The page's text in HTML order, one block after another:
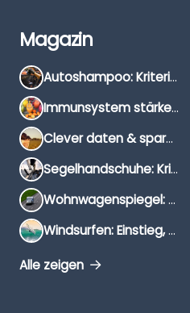
Magazin
Autoshampoo: Kriterien, Unterschiede & Anwendung
Immunsystem stärken: Hausmittel, Vitamine & Wissenswertes
Clever daten & sparen: So findest du die besten Deals für Dates und Unternehmungen
Segelhandschuhe: Kriterien, Materialien & Tipps
Wohnwagenspiegel: Auswahl, Preise & Montage
Windsurfen: Einstieg, Ausrüstung & Tipps
Alle zeigen